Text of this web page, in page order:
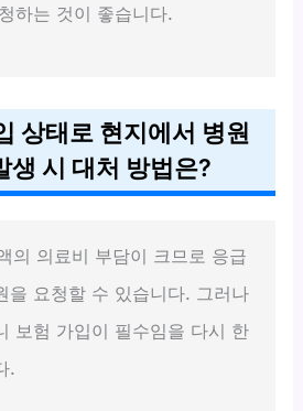
하는 것이 좋습니다.
상태로 현지에서 병원
생 시 대처 방법은?
의 의료비 부담이 크므로 응급
을 요청할 수 있습니다. 그러나
보험 가입이 필수임을 다시 한
.